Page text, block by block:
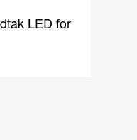
LED for